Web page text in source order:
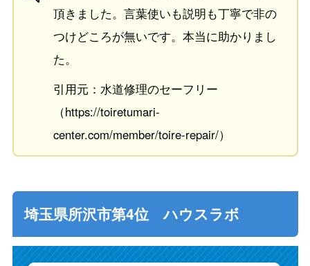
頂きました。言葉使いも説明も丁寧で非の
つけどころが無いです。本当に助かりまし
た。
引用元：水道修理のセーフリー
（https://toiretumari-
center.com/member/toire-repair/）
埼玉県所沢市第4位 ハウスラボ